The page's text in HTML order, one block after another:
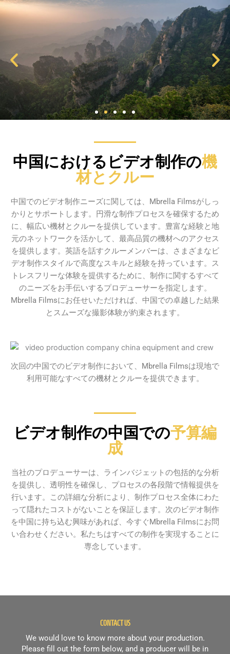
中国におけるビデオ制作の機
材とクルー
中国でのビデオ制作ニーズに関しては、Mbrella Filmsがしっ
かりとサポートします。円滑な制作プロセスを確保するため
に、幅広い機材とクルーを提供しています。豊富な経験と地
元のネットワークを活かして、最高品質の機材へのアクセス
を提供します。英語を話すクルーメンバーは、さまざまなビ
デオ制作スタイルで高度なスキルと経験を持っています。ス
トレスフリーな体験を提供するために、制作に関するすべて
のニーズをお手伝いするプロデューサーを指定します。
Mbrella Filmsにお任せいただければ、中国での卓越した結果
とスムーズな撮影体験が約束されます。
次回の中国でのビデオ制作において、Mbrella Filmsは現地で
利用可能なすべての機材とクルーを提供できます。
ビデオ制作の中国での予算編
成
当社のプロデューサーは、ラインバジェットの包括的な分析
を提供し、透明性を確保し、プロセスの各段階で情報提供を
行います。この詳細な分析により、制作プロセス全体にわた
って隠れたコストがないことを保証します。次のビデオ制作
を中国に持ち込む興味があれば、今すぐMbrella Filmsにお問
い合わせください。私たちはすべての制作を実現することに
専念しています。
CONTACT US
We would love to know more about your production.
Please fill out the form below, and a producer will be in